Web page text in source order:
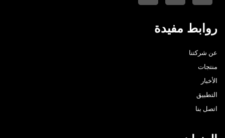
روابط مفيدة
عن شركتنا
منتجات
الأخبار
التطبيق
اتصل بنا